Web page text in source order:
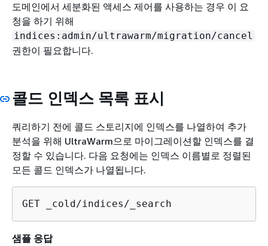
도메인에서 세분화된 액세스 제어를 사용하는 경우 이 요
청을 하기 위해
indices:admin/ultrawarm/migration/cancel
권한이 필요합니다.
콜드 인덱스 목록 표시
쿼리하기 전에 콜드 스토리지에 인덱스를 나열하여 추가
분석을 위해 UltraWarm으로 마이그레이션할 인덱스를 결
정할 수 있습니다. 다음 요청에는 인덱스 이름별로 정렬된
모든 콜드 인덱스가 나열됩니다.
GET _cold/indices/_search
샘플 응답